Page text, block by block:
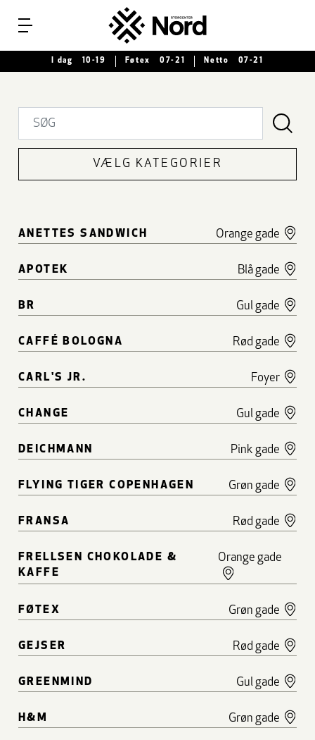
Menu
I dag 10-19 Føtex 07-21 Netto 07-21
VÆLG KATEGORIER
ANETTES SANDWICH Orange gade
APOTEK Blå gade
BR Gul gade
CAFFÉ BOLOGNA Rød gade
CARL'S JR. Foyer
CHANGE Gul gade
DEICHMANN Pink gade
FLYING TIGER COPENHAGEN Grøn gade
FRANSA Rød gade
FRELLSEN CHOKOLADE &
KAFFE
Orange gade
FØTEX Grøn gade
GEJSER Rød gade
GREENMIND Gul gade
H&M Grøn gade